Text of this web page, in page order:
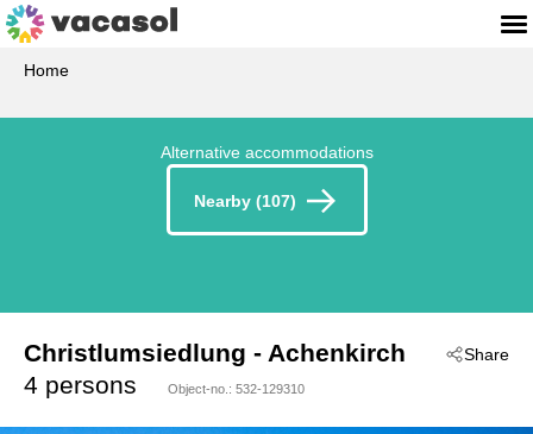
Home
Alternative accommodations
Nearby (107)
Share
Christlumsiedlung
- 6215
- Achenkirch
4 persons
Object-no.: 532-129310